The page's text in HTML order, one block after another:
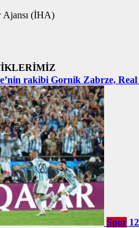
Ajansı (İHA)
rakibi Gornik Zabrze, Real
Spor